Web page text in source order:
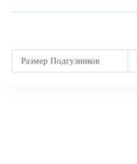
Размер Подгузников